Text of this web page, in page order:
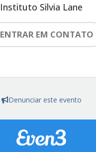
Instituto Silvia Lane
ENTRAR EM CONTATO
Denunciar este evento